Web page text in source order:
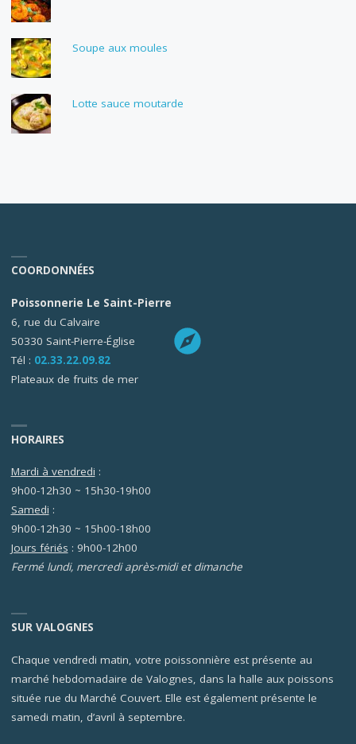
Soupe aux moules
Lotte sauce moutarde
COORDONNÉES
Poissonnerie Le Saint-Pierre
6, rue du Calvaire
50330 Saint-Pierre-Église
Tél : 02.33.22.09.82
Plateaux de fruits de mer
HORAIRES
Mardi à vendredi :
9h00-12h30 ~ 15h30-19h00
Samedi :
9h00-12h30 ~ 15h00-18h00
Jours fériés : 9h00-12h00
Fermé lundi, mercredi après-midi et dimanche
SUR VALOGNES
Chaque vendredi matin, votre poissonnière est présente au
marché hebdomadaire de Valognes, dans la halle aux poissons
située rue du Marché Couvert. Elle est également présente le
samedi matin, d’avril à septembre.